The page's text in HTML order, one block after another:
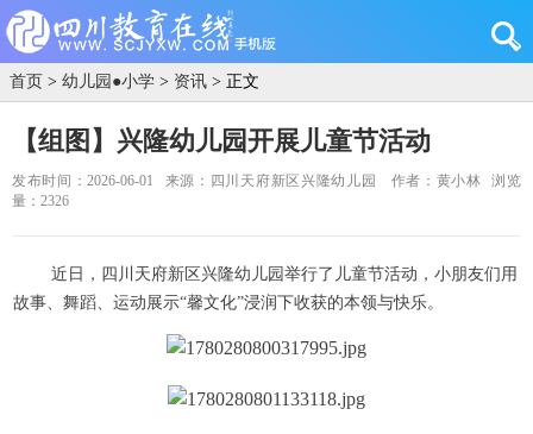
首页 > 幼儿园●小学 > 资讯 > 正文
【组图】兴隆幼儿园开展儿童节活动
发布时间：2026-06-01 来源：四川天府新区兴隆幼儿园 作者：黄小林
浏览
量：2326
近日，四川天府新区兴隆幼儿园举行了儿童节活动，小朋友们用
故事、舞蹈、运动展示“馨文化”浸润下收获的本领与快乐。